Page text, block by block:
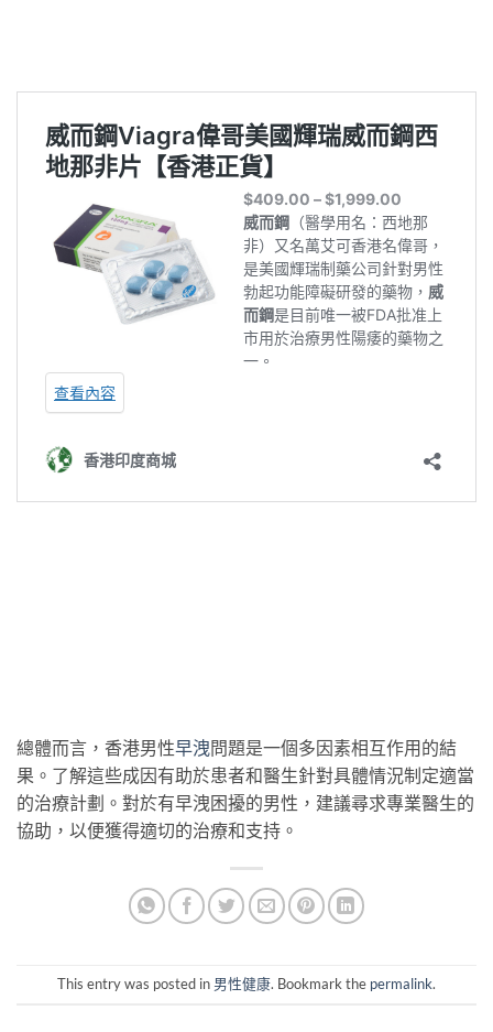
總體而言，香港男性早洩問題是一個多因素相互作用的結
果。了解這些成因有助於患者和醫生針對具體情況制定適當
的治療計劃。對於有早洩困擾的男性，建議尋求專業醫生的
協助，以便獲得適切的治療和支持。
This entry was posted in 男性健康. Bookmark the permalink.